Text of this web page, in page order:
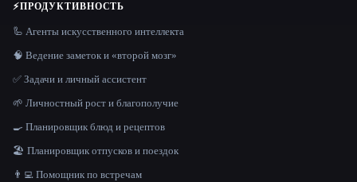
⚡ПРОДУКТИВНОСТЬ
🦾 Агенты искусственного интеллекта
🧠 Ведение заметок и «второй мозг»
✅ Задачи и личный ассистент
🌱 Личностный рост и благополучие
🍳 Планировщик блюд и рецептов
🏖 Планировщик отпусков и поездок
👨‍💻 Помощник по встречам